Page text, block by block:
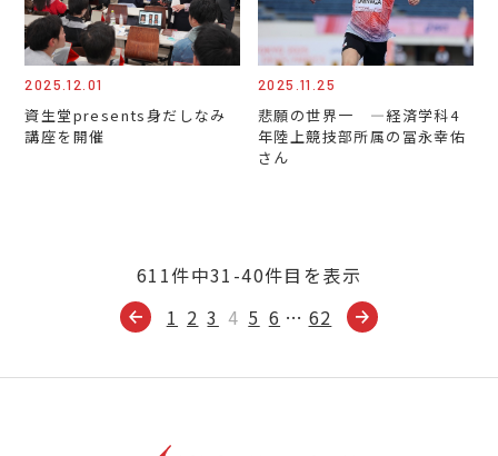
2025.12.01
資生堂presents身だしなみ
講座を開催
2025.11.25
悲願の世界一 ―経済学科4
年陸上競技部所属の冨永幸佑
さん
611件中31-40件目を表示
1 2 3 4 5 6 … 62